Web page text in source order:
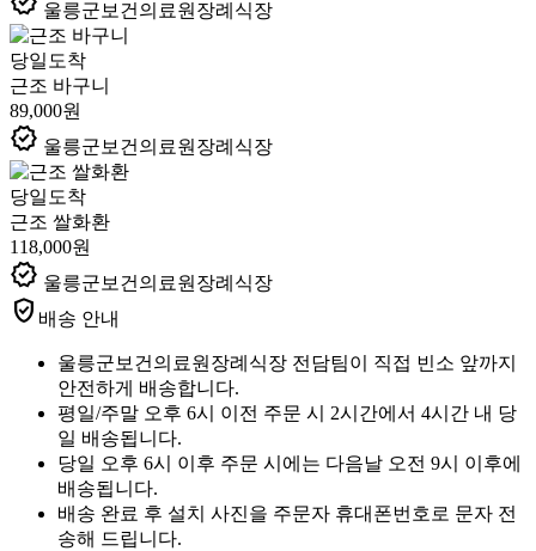
울릉군보건의료원장례식장
당일도착
근조 바구니
89,000원
verified 울릉군보건의료원장례식장
당일도착
근조 쌀화환
118,000원
verified 울릉군보건의료원장례식장
verified_user 배송 안내
울릉군보건의료원장례식장 전담팀이 직접 빈소 앞까지
안전하게 배송합니다.
평일/주말 오후 6시 이전 주문 시 2시간에서 4시간 내 당
일 배송됩니다.
당일 오후 6시 이후 주문 시에는 다음날 오전 9시 이후에
배송됩니다.
배송 완료 후 설치 사진을 주문자 휴대폰번호로 문자 전
송해 드립니다.